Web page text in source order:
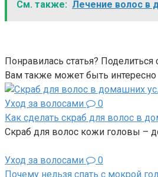
См. также: Лечение волос в
Понравилась статья? Поделиться
Вам также может быть интересно
Уход за волосами
0
Как сделать скраб для волос в
Скраб для волос кожи головы –
Уход за волосами
0
Почему нельзя спать с мокрой